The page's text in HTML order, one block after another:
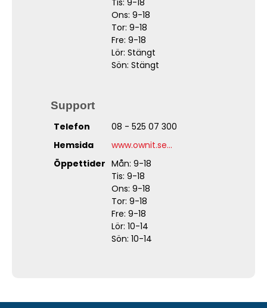
Ons: 9-18
Tor: 9-18
Fre: 9-18
Lör: Stängt
Sön: Stängt
Support
Telefon
08 - 525 07 300
Hemsida
www.ownit.se...
Öppettider Mån: 9-18
Tis: 9-18
Ons: 9-18
Tor: 9-18
Fre: 9-18
Lör: 10-14
Sön: 10-14